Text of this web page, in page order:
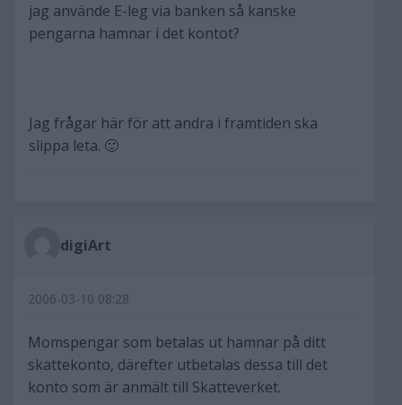
jag använde E-leg via banken så kanske
pengarna hamnar i det kontot?
Jag frågar här för att andra i framtiden ska
slippa leta. 🙂
digiArt
2006-03-10 08:28
Momspengar som betalas ut hamnar på ditt
skattekonto, därefter utbetalas dessa till det
konto som är anmält till Skatteverket.